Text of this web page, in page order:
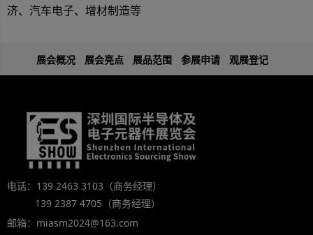
济、汽车电子、增材制造等
展会概况 展会亮点 展品范围 参展申请 观展登记
电话：139 2463 3103（商务经理）
139 2387 4705（商务经理）
邮箱：miasm2024@163.com